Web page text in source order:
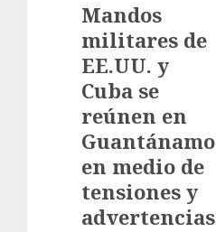
Mandos
militares de
EE.UU. y
Cuba se
reúnen en
Guantánamo
en medio de
tensiones y
advertencias